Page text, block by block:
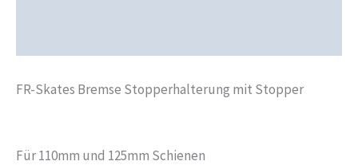
FR-Skates Bremse Stopperhalterung mit Stopper
Für 110mm und 125mm Schienen